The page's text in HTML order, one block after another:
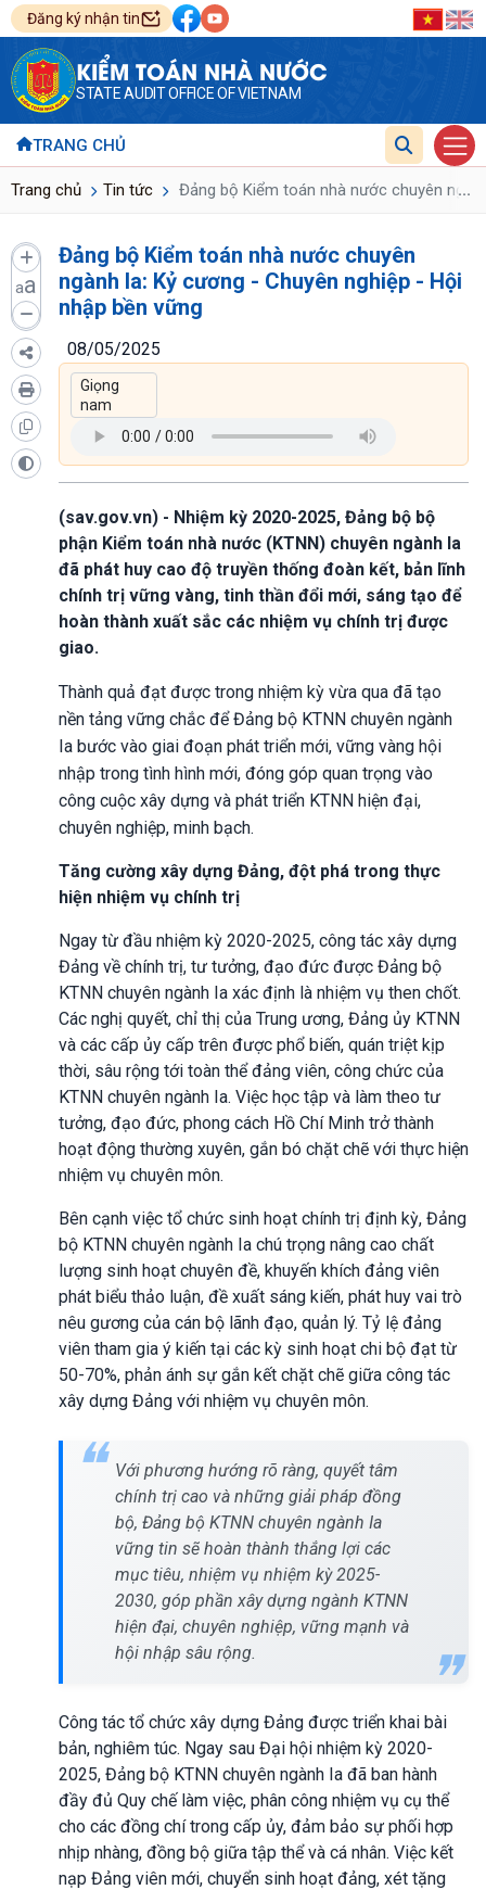
Đăng ký nhận tin
KIỂM TOÁN NHÀ NƯỚC
STATE AUDIT OFFICE OF VIETNAM
TRANG CHỦ
Trang chủ Tin tức Đảng bộ Kiểm toán nhà nước chuyên ...
aa
Đảng bộ Kiểm toán nhà nước chuyên
ngành Ia: Kỷ cương - Chuyên nghiệp - Hội
nhập bền vững
08/05/2025
(sav.gov.vn) - Nhiệm kỳ 2020-2025, Đảng bộ bộ
phận Kiểm toán nhà nước (KTNN) chuyên ngành Ia
đã phát huy cao độ truyền thống đoàn kết, bản lĩnh
chính trị vững vàng, tinh thần đổi mới, sáng tạo để
hoàn thành xuất sắc các nhiệm vụ chính trị được
giao.
Thành quả đạt được trong nhiệm kỳ vừa qua đã tạo
nền tảng vững chắc để Đảng bộ KTNN chuyên ngành
Ia bước vào giai đoạn phát triển mới, vững vàng hội
nhập trong tình hình mới, đóng góp quan trọng vào
công cuộc xây dựng và phát triển KTNN hiện đại,
chuyên nghiệp, minh bạch.
Tăng cường xây dựng Đảng, đột phá trong thực
hiện nhiệm vụ chính trị
Ngay từ đầu nhiệm kỳ 2020-2025, công tác xây dựng
Đảng về chính trị, tư tưởng, đạo đức được Đảng bộ
KTNN chuyên ngành Ia xác định là nhiệm vụ then chốt.
Các nghị quyết, chỉ thị của Trung ương, Đảng ủy KTNN
và các cấp ủy cấp trên được phổ biến, quán triệt kịp
thời, sâu rộng tới toàn thể đảng viên, công chức của
KTNN chuyên ngành Ia. Việc học tập và làm theo tư
tưởng, đạo đức, phong cách Hồ Chí Minh trở thành
hoạt động thường xuyên, gắn bó chặt chẽ với thực hiện
nhiệm vụ chuyên môn.
Bên cạnh việc tổ chức sinh hoạt chính trị định kỳ, Đảng
bộ KTNN chuyên ngành Ia chú trọng nâng cao chất
lượng sinh hoạt chuyên đề, khuyến khích đảng viên
phát biểu thảo luận, đề xuất sáng kiến, phát huy vai trò
nêu gương của cán bộ lãnh đạo, quản lý. Tỷ lệ đảng
viên tham gia ý kiến tại các kỳ sinh hoạt chi bộ đạt từ
50-70%, phản ánh sự gắn kết chặt chẽ giữa công tác
xây dựng Đảng với nhiệm vụ chuyên môn.
Với phương hướng rõ ràng, quyết tâm
chính trị cao và những giải pháp đồng
bộ, Đảng bộ KTNN chuyên ngành Ia
vững tin sẽ hoàn thành thắng lợi các
mục tiêu, nhiệm vụ nhiệm kỳ 2025-
2030, góp phần xây dựng ngành KTNN
hiện đại, chuyên nghiệp, vững mạnh và
hội nhập sâu rộng.
Công tác tổ chức xây dựng Đảng được triển khai bài
bản, nghiêm túc. Ngay sau Đại hội nhiệm kỳ 2020-
2025, Đảng bộ KTNN chuyên ngành Ia đã ban hành
đầy đủ Quy chế làm việc, phân công nhiệm vụ cụ thể
cho các đồng chí trong cấp ủy, đảm bảo sự phối hợp
nhịp nhàng, đồng bộ giữa tập thể và cá nhân. Việc kết
nạp Đảng viên mới, chuyển sinh hoạt đảng, xét tặng